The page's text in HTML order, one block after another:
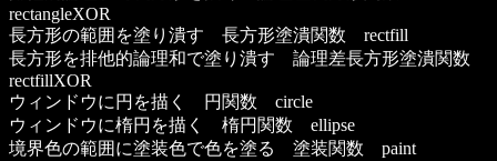
rectangleXOR
長方形の範囲を塗り潰す 長方形塗潰関数 rectfill
長方形を排他的論理和で塗り潰す 論理差長方形塗潰関数
rectfillXOR
ウィンドウに円を描く 円関数 circle
ウィンドウに楕円を描く 楕円関数 ellipse
境界色の範囲に塗装色で色を塗る 塗装関数 paint